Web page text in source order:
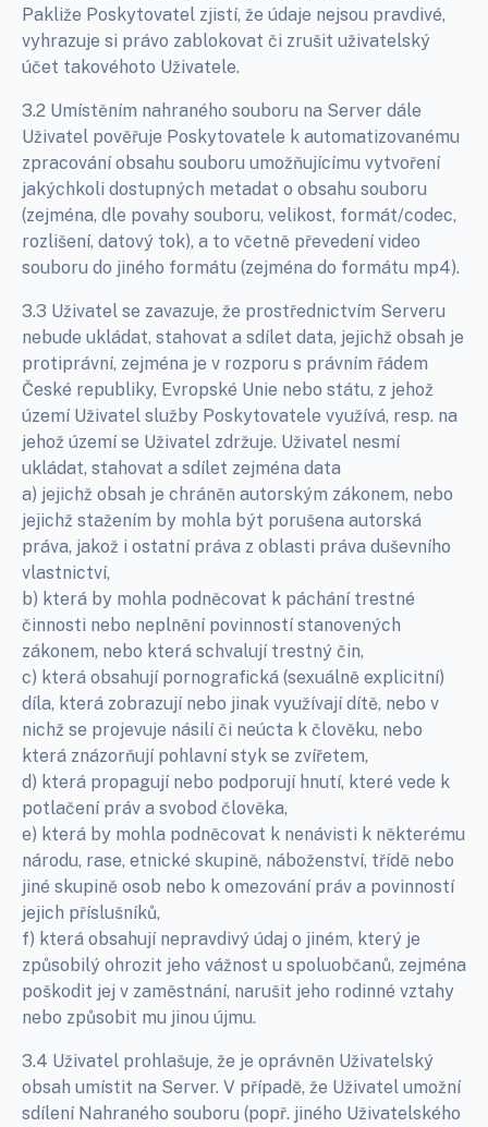
Pakliže Poskytovatel zjistí, že údaje nejsou pravdivé,
vyhrazuje si právo zablokovat či zrušit uživatelský
účet takovéhoto Uživatele.
3.2 Umístěním nahraného souboru na Server dále
Uživatel pověřuje Poskytovatele k automatizovanému
zpracování obsahu souboru umožňujícímu vytvoření
jakýchkoli dostupných metadat o obsahu souboru
(zejména, dle povahy souboru, velikost, formát/codec,
rozlišení, datový tok), a to včetně převedení video
souboru do jiného formátu (zejména do formátu mp4).
3.3 Uživatel se zavazuje, že prostřednictvím Serveru
nebude ukládat, stahovat a sdílet data, jejichž obsah je
protiprávní, zejména je v rozporu s právním řádem
České republiky, Evropské Unie nebo státu, z jehož
území Uživatel služby Poskytovatele využívá, resp. na
jehož území se Uživatel zdržuje. Uživatel nesmí
ukládat, stahovat a sdílet zejména data
a) jejichž obsah je chráněn autorským zákonem, nebo
jejichž stažením by mohla být porušena autorská
práva, jakož i ostatní práva z oblasti práva duševního
vlastnictví,
b) která by mohla podněcovat k páchání trestné
činnosti nebo neplnění povinností stanovených
zákonem, nebo která schvalují trestný čin,
c) která obsahují pornografická (sexuálně explicitní)
díla, která zobrazují nebo jinak využívají dítě, nebo v
nichž se projevuje násilí či neúcta k člověku, nebo
která znázorňují pohlavní styk se zvířetem,
d) která propagují nebo podporují hnutí, které vede k
potlačení práv a svobod člověka,
e) která by mohla podněcovat k nenávisti k některému
národu, rase, etnické skupině, náboženství, třídě nebo
jiné skupině osob nebo k omezování práv a povinností
jejich příslušníků,
f) která obsahují nepravdivý údaj o jiném, který je
způsobilý ohrozit jeho vážnost u spoluobčanů, zejména
poškodit jej v zaměstnání, narušit jeho rodinné vztahy
nebo způsobit mu jinou újmu.
3.4 Uživatel prohlašuje, že je oprávněn Uživatelský
obsah umístit na Server. V případě, že Uživatel umožní
sdílení Nahraného souboru (popř. jiného Uživatelského